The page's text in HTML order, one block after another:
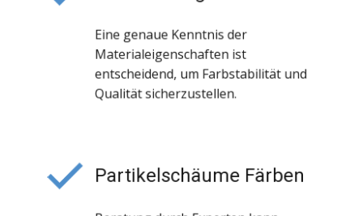
Eine genaue Kenntnis der
Materialeigenschaften ist
entscheidend, um Farbstabilität und
Qualität sicherzustellen.
Partikelschäume Färben